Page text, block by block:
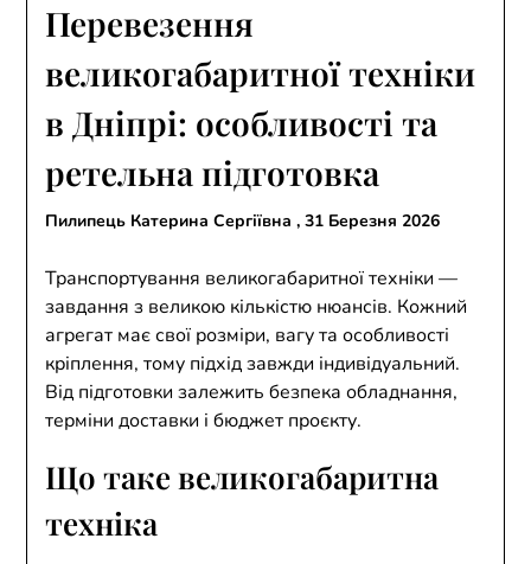
Перевезення
великогабаритної техніки
в Дніпрі: особливості та
ретельна підготовка
Пилипець Катерина Сергіївна ,31 Березня 2026
Транспортування великогабаритної техніки —
завдання з великою кількістю нюансів. Кожний
агрегат має свої розміри, вагу та особливості
кріплення, тому підхід завжди індивідуальний.
Від підготовки залежить безпека обладнання,
терміни доставки і бюджет проєкту.
Що таке великогабаритна
техніка